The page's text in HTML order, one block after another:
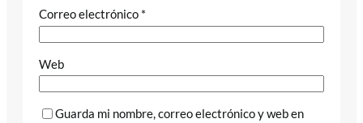
Correo electrónico *
Web
Guarda mi nombre, correo electrónico y web en